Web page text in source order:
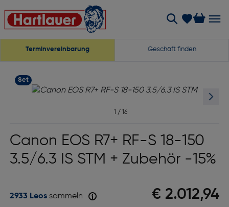
Terminvereinbarung Geschäft finden
Set
1 / 16
Canon EOS R7+ RF-S 18-150
3.5/6.3 IS STM + Zubehör -15%
€ 2.012,94
2933 Leossammeln